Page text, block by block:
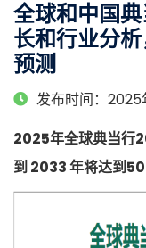
全球和中国
长和行业分
预测
发布时间：2025
2025年全球典当行
到 2033 年将达到